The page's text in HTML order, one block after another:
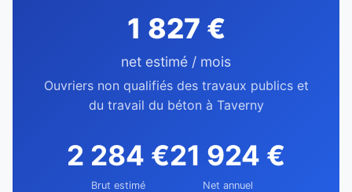
1 827 €
net estimé / mois
Ouvriers non qualifiés des travaux publics et
du travail du béton à Taverny
2 284 €
Brut estimé
21 924 €
Net annuel